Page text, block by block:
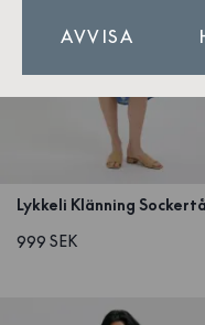
Lykkeli Klänning
999 SEK
AVVISA